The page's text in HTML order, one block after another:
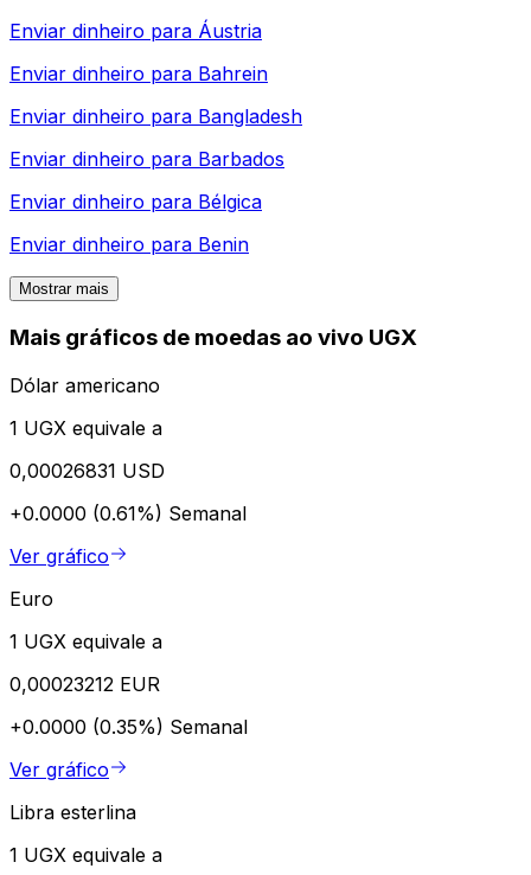
Enviar dinheiro para Áustria
Enviar dinheiro para Bahrein
Enviar dinheiro para Bangladesh
Enviar dinheiro para Barbados
Enviar dinheiro para Bélgica
Enviar dinheiro para Benin
Mostrar mais
Mais gráficos de moedas ao vivo UGX
Dólar americano
1 UGX equivale a
0,00026831 USD
+0.0000 (0.61%) Semanal
Ver gráfico
Euro
1 UGX equivale a
0,00023212 EUR
+0.0000 (0.35%) Semanal
Ver gráfico
Libra esterlina
1 UGX equivale a